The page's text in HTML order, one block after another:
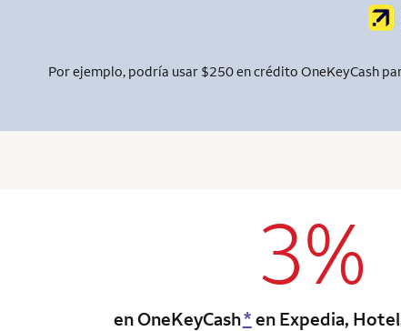
Por ejemplo, podría usar $250 en crédito OneKeyCash
column 1
3%
en OneKeyCash* en Expedia,